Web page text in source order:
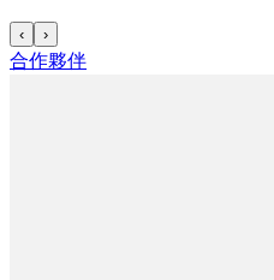
‹ ›
合作夥伴